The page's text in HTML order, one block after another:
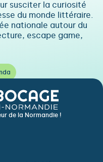
susciter la curiosité
du monde littéraire.
nationale autour du
escape game,
de la Normandie !